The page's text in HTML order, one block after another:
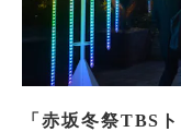
「赤坂冬祭TBS